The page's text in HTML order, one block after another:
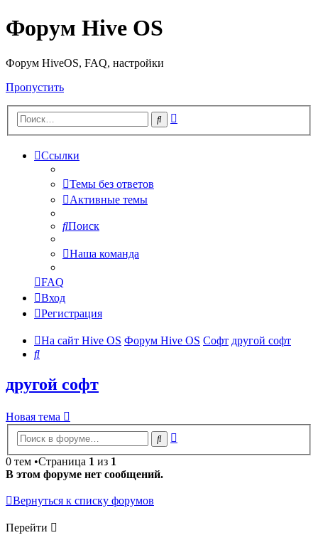
Форум Hive OS
Форум HiveOS, FAQ, настройки
Пропустить
Поиск
Ссылки
Темы без ответов
Активные темы
Поиск
Наша команда
FAQ
Вход
Регистрация
На сайт Hive OS Форум Hive OS Софт другой софт
Поиск
другой софт
Новая тема
Поиск
0 тем •Страница 1 из 1
В этом форуме нет сообщений.
Вернуться к списку форумов
Перейти